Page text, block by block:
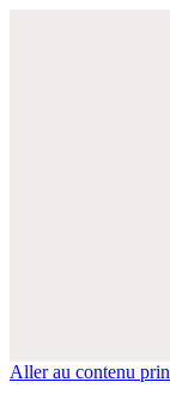
Aller au contenu